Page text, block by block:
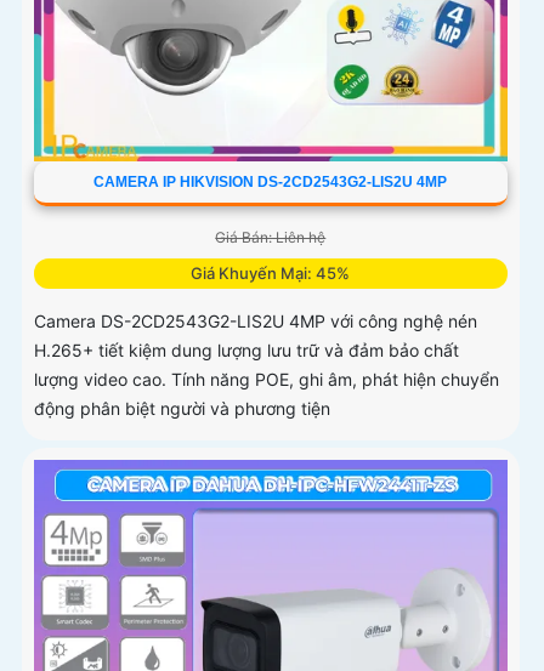
CAMERA IP HIKVISION DS-2CD2543G2-LIS2U 4MP
Giá Bán: Liên hệ
Giá Khuyến Mại: 45%
Camera DS-2CD2543G2-LIS2U 4MP với công nghệ nén
H.265+ tiết kiệm dung lượng lưu trữ và đảm bảo chất
lượng video cao. Tính năng POE, ghi âm, phát hiện chuyển
động phân biệt người và phương tiện